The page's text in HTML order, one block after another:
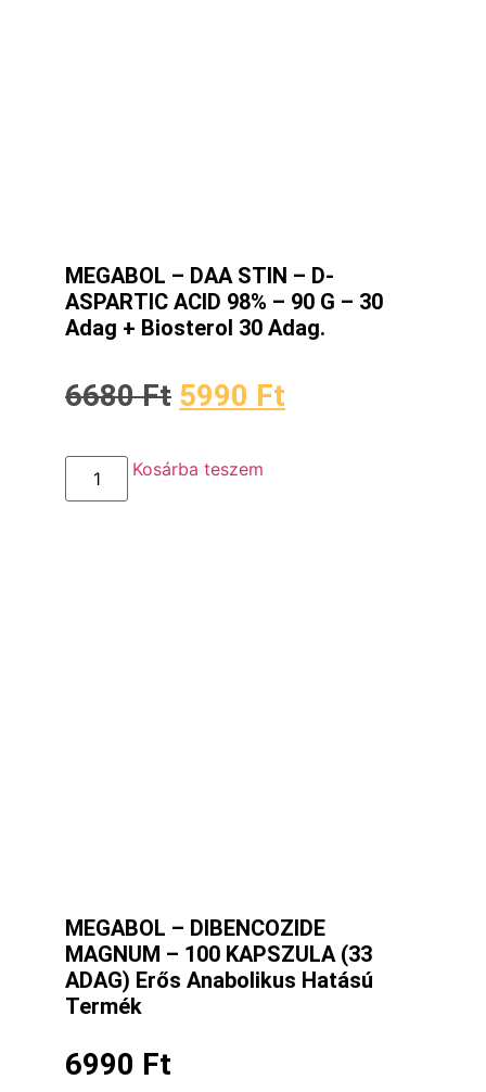
MEGABOL – DAA STIN – D-
ASPARTIC ACID 98% – 90 G – 30
Adag + Biosterol 30 Adag.
6680Ft 5990 Ft
Kosárba teszem
MEGABOL – DIBENCOZIDE
MAGNUM – 100 KAPSZULA (33
ADAG) Erős Anabolikus Hatású
Termék
6990 Ft